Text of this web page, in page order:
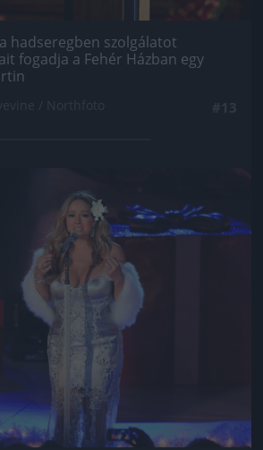
hadseregben szolgálatot
fogadja a Fehér Házban egy
Jön még kép!